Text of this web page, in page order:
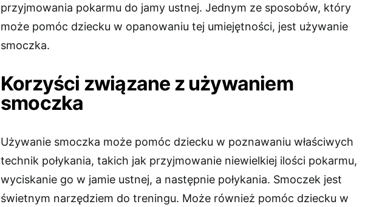
przyjmowania pokarmu do jamy ustnej. Jednym ze sposobów, który
może pomóc dziecku w opanowaniu tej umiejętności, jest używanie
smoczka.
Korzyści związane z używaniem
smoczka
Używanie smoczka może pomóc dziecku w poznawaniu właściwych
technik połykania, takich jak przyjmowanie niewielkiej ilości pokarmu,
wyciskanie go w jamie ustnej, a następnie połykania. Smoczek jest
świetnym narzędziem do treningu. Może również pomóc dziecku w